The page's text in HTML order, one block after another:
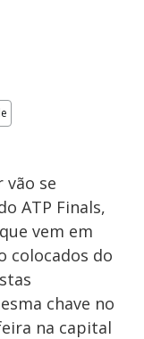
vão se
ATP Finals,
vem em
colocados do
chave no
na capital